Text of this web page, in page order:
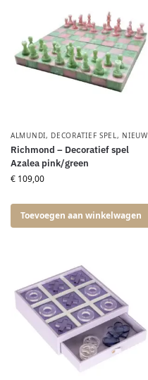
ALMUNDI, DECORATIEF SPEL, NIEUW
Richmond – Decoratief spel
Azalea pink/green
€ 109,00
Toevoegen aan winkelwagen